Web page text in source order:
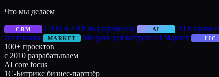
Что мы делаем
CRM CRM и ERP под процессы AI AI в
системами
MARKET Модули для Битрикс24 Маркет LIC
100+ проектов
с 2010 разрабатываем
AI core focus
1С-Битрикс бизнес-партнёр